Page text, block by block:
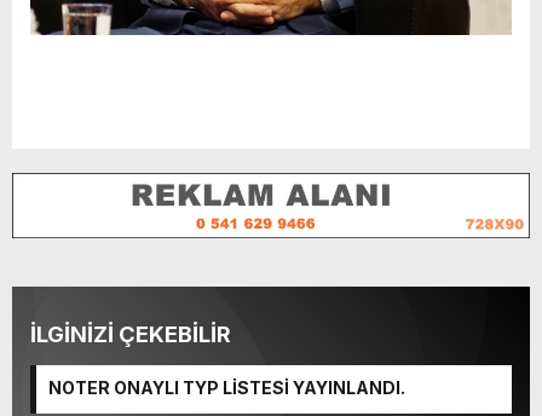
İLGİNİZİ ÇEKEBİLİR
NOTER ONAYLI TYP LİSTESİ YAYINLANDI.